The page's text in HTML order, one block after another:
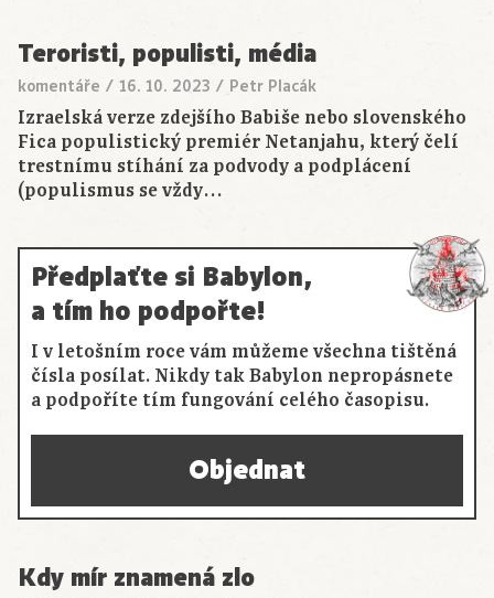
Teroristi, populisti, média
komentáře / 16. 10. 2023 / Petr Placák
Izraelská verze zdejšího Babiše nebo slovenského
Fica populistický premiér Netanjahu, který čelí
trestnímu stíhání za podvody a podplácení
(populismus se vždy…
Předplaťte si Babylon,
a tím ho podpořte!
I v letošním roce vám můžeme všechna tištěná
čísla posílat. Nikdy tak Babylon nepropásnete
a podpoříte tím fungování celého časopisu.
Objednat
Kdy mír znamená zlo